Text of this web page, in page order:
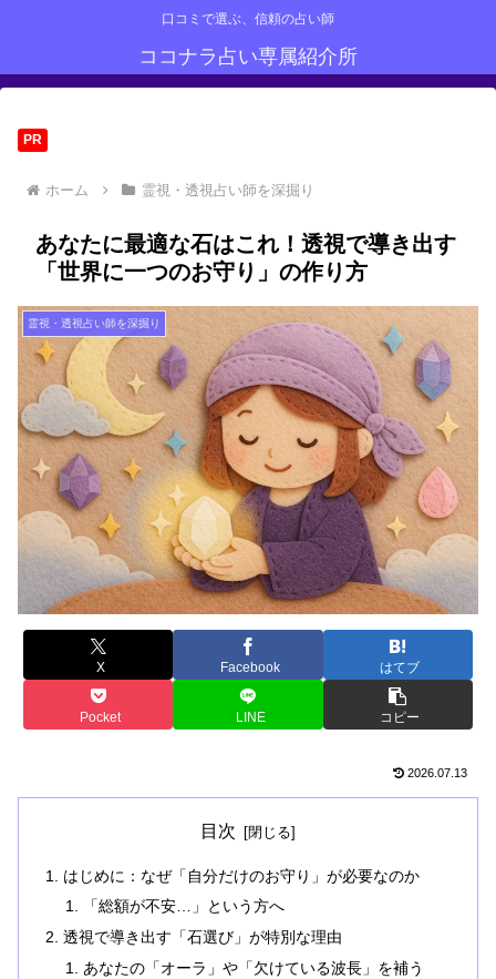
口コミで選ぶ、信頼の占い師
ココナラ占い専属紹介所
PR
ホーム 霊視・透視占い師を深掘り
あなたに最適な石はこれ！透視で導き出す
「世界に一つのお守り」の作り方
霊視・透視占い師を深掘り
X Facebook はてブ
Pocket LINE コピー
2026.07.13
目次
はじめに：なぜ「自分だけのお守り」が必要なのか
「総額が不安…」という方へ
透視で導き出す「石選び」が特別な理由
あなたの「オーラ」や「欠けている波長」を補う